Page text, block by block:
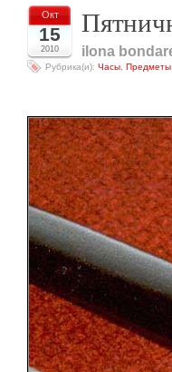
Окт
15
2010 ilona
Рубрика(и): Часы, Предметы